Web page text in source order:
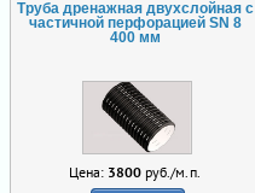
Труба дренажная двухслойная с
частичной перфорацией SN 8
400 мм
Цена: 3800руб./м.п.